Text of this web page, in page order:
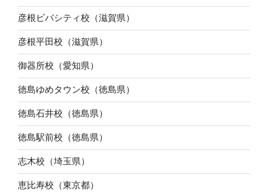
彦根ビバシティ校（滋賀県）
彦根平田校（滋賀県）
御器所校（愛知県）
徳島ゆめタウン校（徳島県）
徳島石井校（徳島県）
徳島駅前校（徳島県）
志木校（埼玉県）
恵比寿校（東京都）